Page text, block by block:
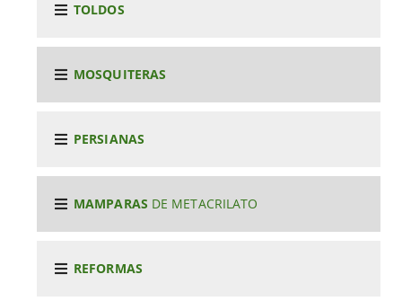
TOLDOS
MOSQUITERAS
PERSIANAS
MAMPARAS DE METACRILATO
REFORMAS